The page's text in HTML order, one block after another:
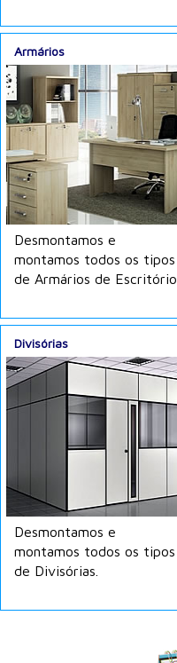
Armários
Desmontamos e
montamos todos os tipos
de Armários de Escritório.
Divisórias
Desmontamos e
montamos todos os tipos
de Divisórias.